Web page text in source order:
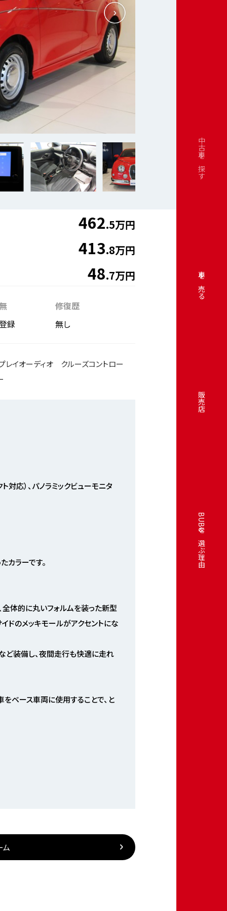
中古車を探す
車を売る
販売店
BUBUを選ぶ理由
462.5万円
413.8万円
48.7万円
録
修復歴
無し
イオーディオ クルーズコントロー
対応）、パノラミックビューモニタ
カラーです。
体的に丸いフォルムを装った新型
イドのメッキモールがアクセントにな
など装備し、夜間走行も快適に走れ
ベース車両に使用することで、と
ム